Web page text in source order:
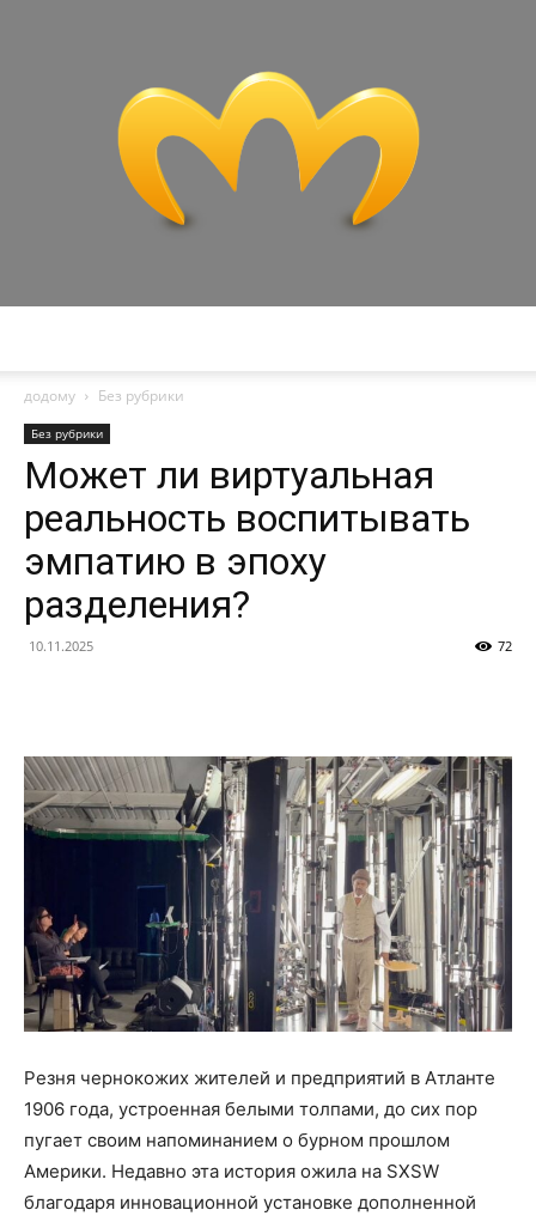
додому
Без рубрики
Без рубрики
Может ли виртуальная
реальность воспитывать
эмпатию в эпоху
разделения?
10.11.2025 72
Резня чернокожих жителей и предприятий в Атланте
1906 года, устроенная белыми толпами, до сих пор
пугает своим напоминанием о бурном прошлом
Америки. Недавно эта история ожила на SXSW
благодаря инновационной установке дополненной